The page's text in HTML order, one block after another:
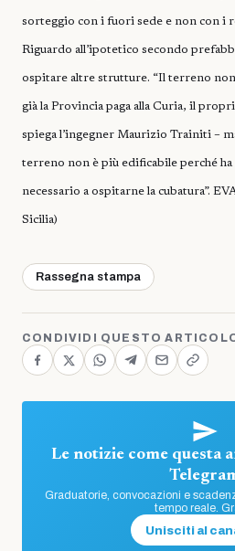
sorteggio con i fuori sede e non con i
Riguardo all’ipotetico secondo
ospitare altre strutture. “Il terreno
giàla Provinciapaga alla Curia, il
spiega l’ingegner Maurizio Trainiti –
terreno non è più edificabile perché ha
necessario a ospitarne la cubatura”.
Sicilia)
Rassegna stampa
CONDIVIDI QUESTO
Le notizie come questa
Graduatorie, convocazioni e
tempo reale.
Unisciti al